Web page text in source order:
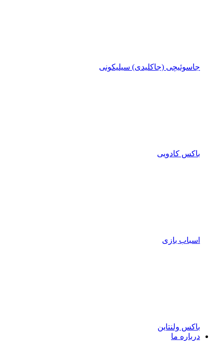
جاسوئیچی (جاکلیدی) سیلیکونی
باکس کادویی
اسباب بازی
باکس ولنتاین
درباره ما